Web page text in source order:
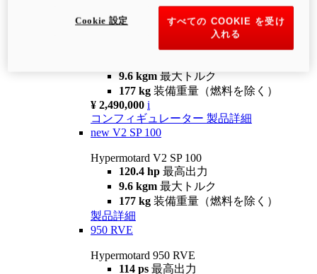
コンフィギュレーター 製品詳細
newV2 SP
Hypermotard V2 SP
9.6 kgm 最大トルク
177 kg 装備重量（燃料を除く）
¥ 2,490,000 i
コンフィギュレーター 製品詳細
new V2 SP 100
Hypermotard V2 SP 100
120.4 hp 最高出力
9.6 kgm 最大トルク
177 kg 装備重量（燃料を除く）
製品詳細
950 RVE
Hypermotard 950 RVE
114 ps 最高出力
すべての COOKIE を受け
入れる
Cookie 設定